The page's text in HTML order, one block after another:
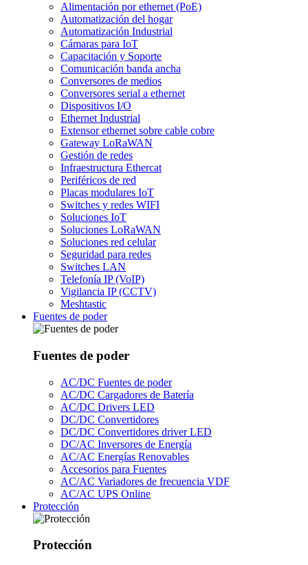
Alimentación por ethernet (PoE)
Automatización del hogar
Automatización Industrial
Cámaras para IoT
Capacitación y Soporte
Comunicación banda ancha
Conversores de medios
Conversores serial a ethernet
Dispositivos I/O
Ethernet Industrial
Extensor ethernet sobre cable cobre
Gateway LoRaWAN
Gestión de redes
Infraestructura Ethercat
Periféricos de red
Placas modulares IoT
Switches y redes WIFI
Soluciones IoT
Soluciones LoRaWAN
Soluciones red celular
Seguridad para redes
Switches LAN
Telefonía IP (VoIP)
Vigilancia IP (CCTV)
Meshtastic
Fuentes de poder
Fuentes de poder
AC/DC Fuentes de poder
AC/DC Cargadores de Batería
AC/DC Drivers LED
DC/DC Convertidores
DC/DC Convertidores driver LED
DC/AC Inversores de Energía
AC/AC Energías Renovables
Accesorios para Fuentes
AC/AC Variadores de frecuencia VDF
AC/AC UPS Online
Protección
Protección